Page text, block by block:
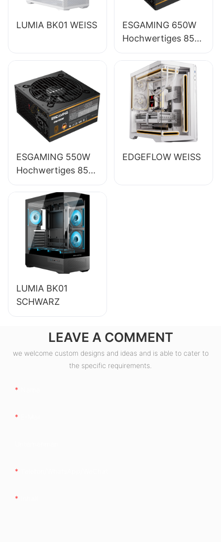
LUMIA BK01 WEISS
ESGAMING 650W
Hochwertiges 85%
Wirkungsgrad
Vollmodul 80+
Bronze Desktop-
PC-Netzteil
ESB650W
ESGAMING 550W
Hochwertiges 85%
Wirkungsgrad 80+
Bronze Desktop-
PC-Netzteil
ESB550W
EDGEFLOW WEISS
LUMIA BK01
SCHWARZ
LEAVE A COMMENT
we welcome custom designs and ideas and is able to cater to
the specific requirements.